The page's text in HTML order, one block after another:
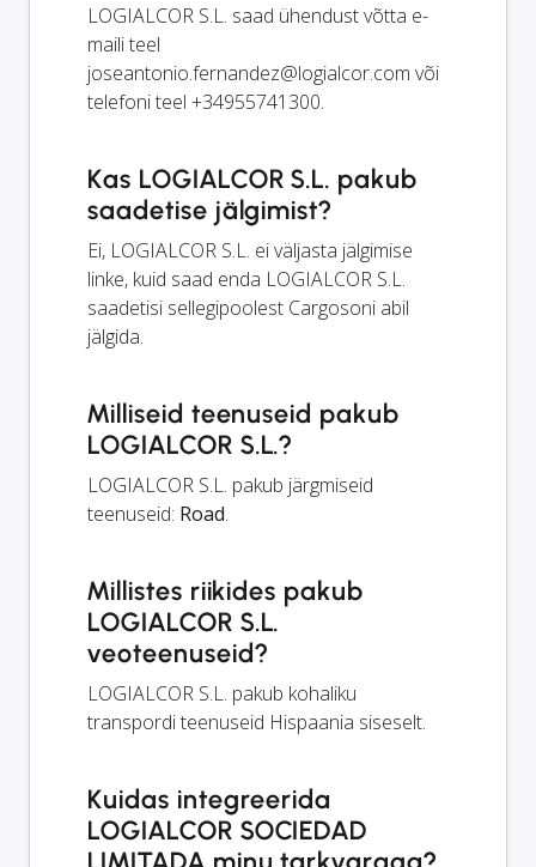
LOGIALCOR S.L. saad ühendust võtta e-
maili teel
joseantonio.fernandez@logialcor.com või
telefoni teel +34955741300.
Kas LOGIALCOR S.L. pakub
saadetise jälgimist?
Ei, LOGIALCOR S.L. ei väljasta jälgimise
linke, kuid saad enda LOGIALCOR S.L.
saadetisi sellegipoolest Cargosoni abil
jälgida.
Milliseid teenuseid pakub
LOGIALCOR S.L.?
LOGIALCOR S.L. pakub järgmiseid
teenuseid: Road.
Millistes riikides pakub
LOGIALCOR S.L.
veoteenuseid?
LOGIALCOR S.L. pakub kohaliku
transpordi teenuseid Hispaania siseselt.
Kuidas integreerida
LOGIALCOR SOCIEDAD